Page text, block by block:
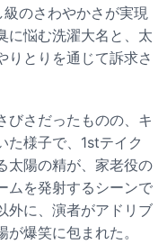
のさわやかさが実現
に悩む洗濯大名と、太
りとりを通じて訴求さ
びさだったものの、キ
た様子で、1stテイク
太陽の精が、家老役の
ムを発射するシーンで
外に、演者がアドリブ
爆笑に包まれた。